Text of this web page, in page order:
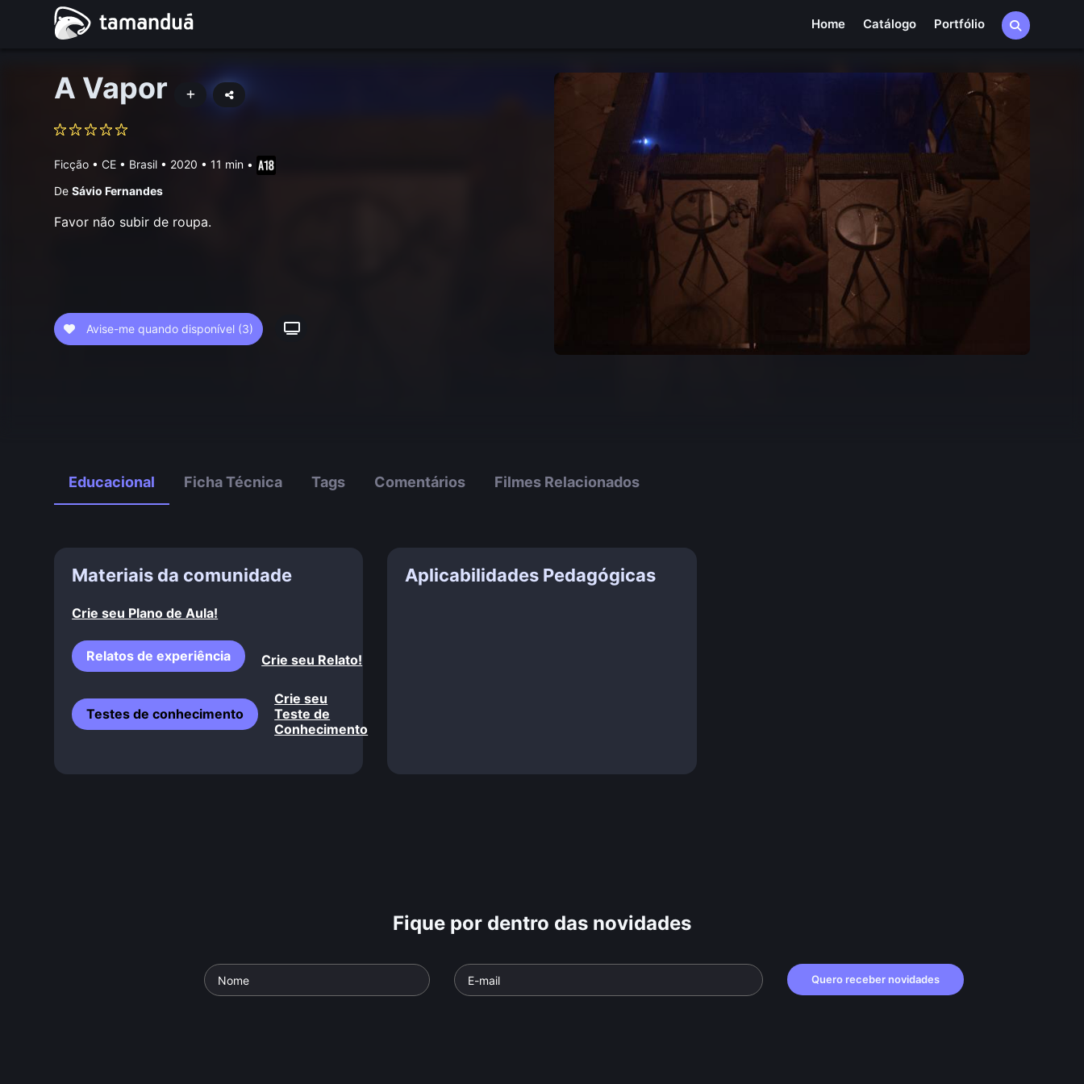
Home Catálogo Portfólio
A Vapor
Ficção •CE • Brasil • 2020 • 11 min •
DeSávio Fernandes
Favor não subir de roupa.
Avise-me quando disponível (3)
Educacional Ficha Técnica Tags Comentários Filmes Relacionados
Materiais da comunidade
Crie seu Plano de Aula!
Relatos de experiência Crie seu Relato!
Testes de conhecimento
Crie seu
Teste de
Conhecimento
Aplicabilidades Pedagógicas
Fique por dentro das novidades
Quero receber novidades